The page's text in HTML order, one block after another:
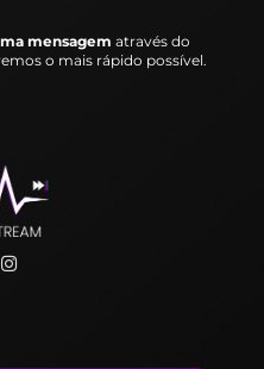
mensagem através do
o mais rápido possível.